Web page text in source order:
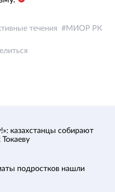
течения МИОР РК
казахстанцы собирают
подростков нашли